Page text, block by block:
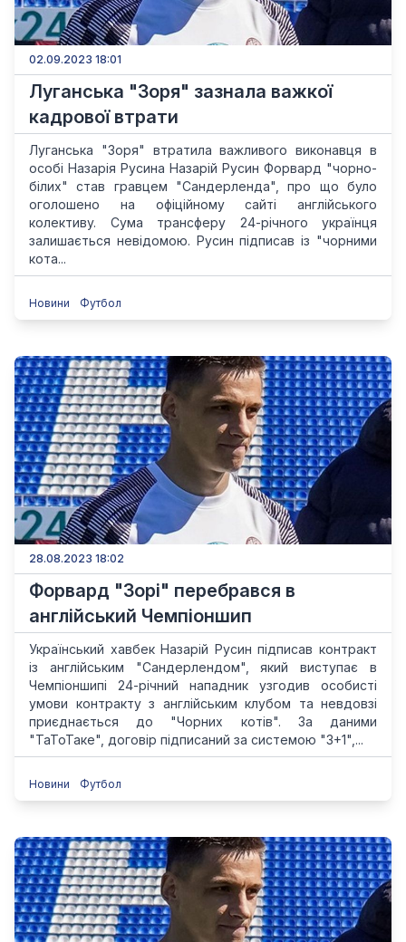
02.09.2023 18:01
Луганська "Зоря" зазнала важкої
кадрової втрати
Луганська "Зоря" втратила важливого виконавця в
особі Назарія Русина Назарій Русин Форвард "чорно-
білих" став гравцем "Сандерленда", про що було
оголошено на офіційному сайті англійського
колективу. Сума трансферу 24-річного українця
залишається невідомою. Русин підписав із "чорними
кота...
Новини Футбол
28.08.2023 18:02
Форвард "Зорі" перебрався в
англійський Чемпіоншип
Український хавбек Назарій Русин підписав контракт
із англійським "Сандерлендом", який виступає в
Чемпіоншипі 24-річний нападник узгодив особисті
умови контракту з англійським клубом та невдовзі
приєднається до "Чорних котів". За даними
"ТаТоТаке", договір підписаний за системою "3+1",...
Новини Футбол